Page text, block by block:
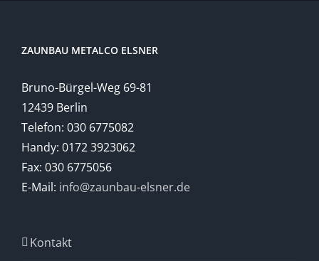
ZAUNBAU METALCO ELSNER
Bruno-Bürgel-Weg 69-81
12439 Berlin
Telefon: 030 6775082
Handy: 0172 3923062
Fax: 030 6775056
E-Mail: info@zaunbau-elsner.de
Kontakt